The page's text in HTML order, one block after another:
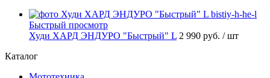
Быстрый просмотр
Худи ХАРД ЭНДУРО "Быстрый" L 2 990 руб. / шт
Каталог